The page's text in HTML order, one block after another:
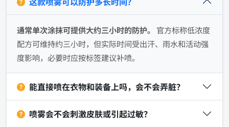
通常单次涂抹可提供大约三小时的防护。 官方标称低浓度
配方可维持约三小时，但实际时间受出汗、雨水和活动强
度影响，必要时应按标签建议补喷。
能直接喷在衣物和装备上吗，会不会弄脏？
喷雾会不会刺激皮肤或引起过敏？